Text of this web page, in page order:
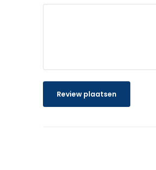
Review plaatsen